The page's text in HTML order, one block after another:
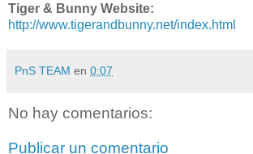
Tiger & Bunny Website:
http://www.tigerandbunny.net/index.html
PnS TEAM en 0:07
No hay comentarios:
Publicar un comentario